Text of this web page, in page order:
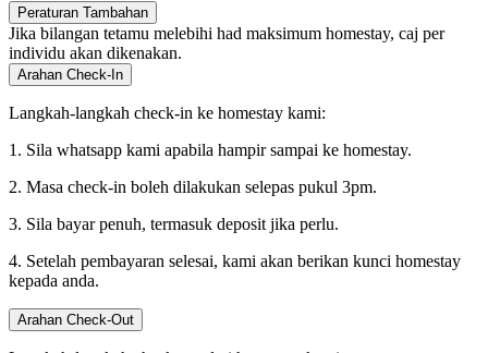
Peraturan Tambahan
Jika bilangan tetamu melebihi had maksimum homestay, caj per
individu akan dikenakan.
Arahan Check-In
Langkah-langkah check-in ke homestay kami:
1. Sila whatsapp kami apabila hampir sampai ke homestay.
2. Masa check-in boleh dilakukan selepas pukul 3pm.
3. Sila bayar penuh, termasuk deposit jika perlu.
4. Setelah pembayaran selesai, kami akan berikan kunci homestay
kepada anda.
Arahan Check-Out